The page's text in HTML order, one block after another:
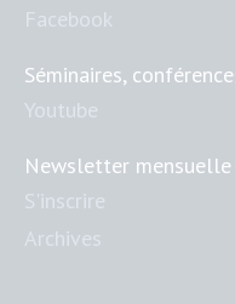
Séminaires,
Newsletter mensuelle